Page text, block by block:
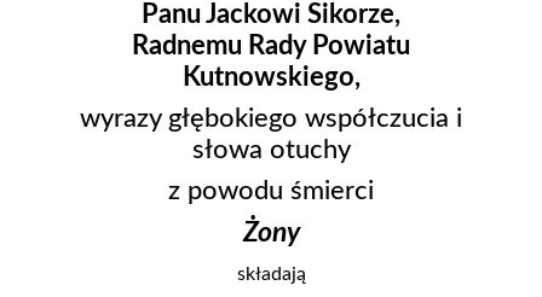
Panu Jackowi Sikorze,
Radnemu Rady Powiatu
Kutnowskiego,
wyrazy głębokiego współczucia i
słowa otuchy
z powodu śmierci
Żony
składają